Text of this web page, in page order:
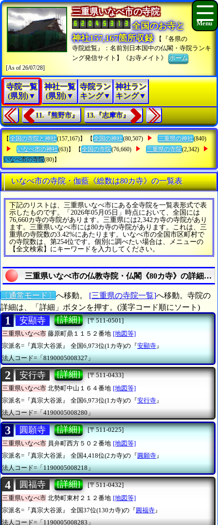
三重県いなべ市の寺院
全国のお寺と
神社157,167箇所収録
【『各県の
寺院総覧』：名前別日本国中の仏閣・寺院ランキ
ング発信サイト】《お寺メイト》ホーム
[As of 26/07/28]
寺院一覧
(県別)▼
神社一覧
(県別)▼
寺院ラン
キング▼
神社ラン
キング▼
11.『熊野市』 13.『志摩市』
【 全国の寺院と神社(157,167)】 【 全国の神社(80,507) 三重県の神社(840)
いなべ市の神社(63)】 【 全国の寺院(76,660) 三重県の寺院(2,342)
いなべ市の寺院(80)】
いなべ市の寺院・伽藍《総数は80カ寺》の一覧表
下記のリストは、三重県いなべ市にある全寺院を一覧表形式で表
示したものです。「2026年05月05日」時点において、全国には
76,660カ寺の寺院があります。三重県には2,342カ寺の寺院があり
ます。三重県いなべ市には80カ寺の寺院があります。これは、三
重県の寺院数の3.42%にあたります。いなべ市の全国市区町村で
の寺院数は、第254位です。個別に調べたい場合は、メニューの
【全文検索】にキーワードを入力してください。
三重県いなべ市の仏教寺院・仏閣《80カ寺》の詳細統
〔通常モード〕 へ移動。 [三重県の寺院一覧]へ移動。寺院の
詳細は、「詳細」ボタンを押す。(漢字コード順にソート)
1 安顯寺 [詳細]
[〒511-0501]
三重県いなべ市 藤原町鼎１１５２番地 [地図等]
宗派名=『真宗大谷派』
全国6,973位(1カ寺)の『安顯寺』
法人コード=「8190005008327」
2 安行寺 [詳細]
[〒511-0433]
三重県いなべ市 北勢町中山１６４番地 [地図等]
宗派名=『真宗大谷派』
全国6,973位(1カ寺)の『安行寺』
法人コード=「4190005008280」
3 圓願寺 [詳細]
[〒511-0225]
三重県いなべ市 員弁町西方５０２番地 [地図等]
宗派名=『真宗大谷派』
全国4,418位(2カ寺)の『圓願寺 』
法人コード=「1190005008218」
4 圓福寺 [詳細]
[〒511-0432]
三重県いなべ市 北勢町東村２１２番地 [地図等]
宗派名=『真宗大谷派』
全国37位(130カ寺)の『 圓福寺 』
法人コード=「1190005008283」